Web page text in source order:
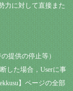
力に対して直接また
提供の停止等）
した場合，Userに事
】ページの全部